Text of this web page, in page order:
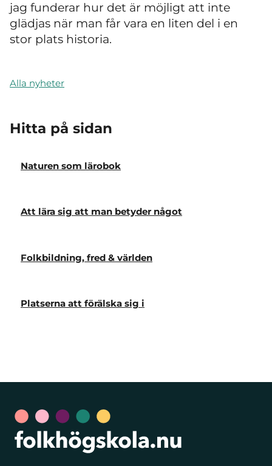
jag funderar hur det är möjligt att inte
glädjas när man får vara en liten del i en
stor plats historia.
Alla nyheter
Hitta på sidan
Naturen som lärobok
Att lära sig att man betyder något
Folkbildning, fred & världen
Platserna att förälska sig i